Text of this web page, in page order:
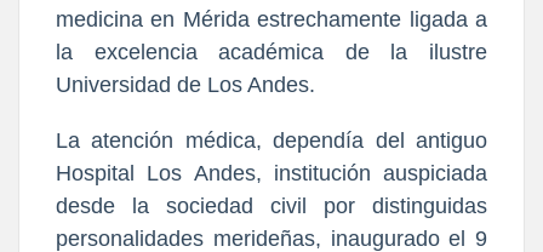
medicina en Mérida estrechamente ligada a
la excelencia académica de la ilustre
Universidad de Los Andes.
La atención médica, dependía del antiguo
Hospital Los Andes, institución auspiciada
desde la sociedad civil por distinguidas
personalidades merideñas, inaugurado el 9